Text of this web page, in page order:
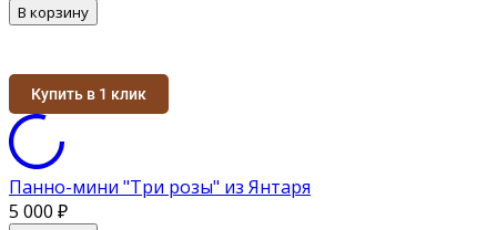
В корзину
Купить в 1 клик
Панно-мини "Три розы" из Янтаря
5 000 ₽